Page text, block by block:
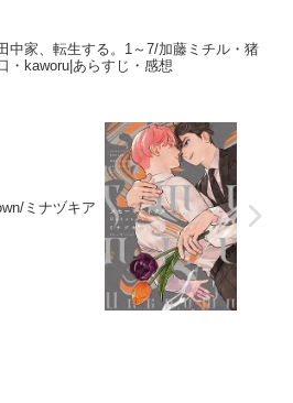
中家、転生する。1～7/加藤ミチル・猪
・kaworu|あらすじ・感想
ミナヅキア